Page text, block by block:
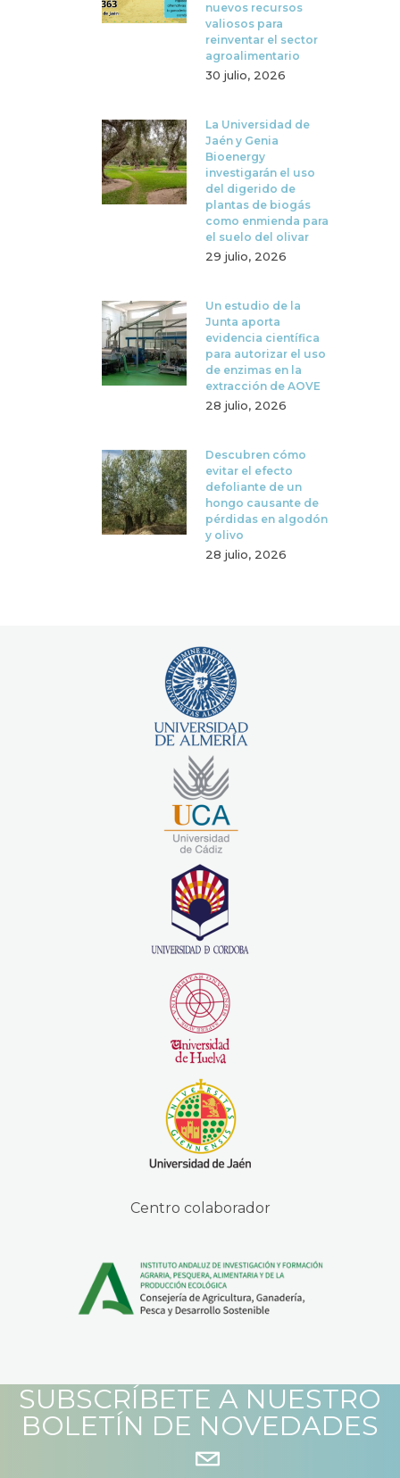
nuevos recursos
valiosos para
reinventar el sector
agroalimentario
30 julio, 2026
La Universidad de
Jaén y Genia
Bioenergy
investigarán el uso
del digerido de
plantas de biogás
como enmienda para
el suelo del olivar
29 julio, 2026
Un estudio de la
Junta aporta
evidencia científica
para autorizar el uso
de enzimas en la
extracción de AOVE
28 julio, 2026
Descubren cómo
evitar el efecto
defoliante de un
hongo causante de
pérdidas en algodón
y olivo
28 julio, 2026
Centro colaborador
SUBSCRÍBETE A NUESTRO
BOLETÍN DE NOVEDADES